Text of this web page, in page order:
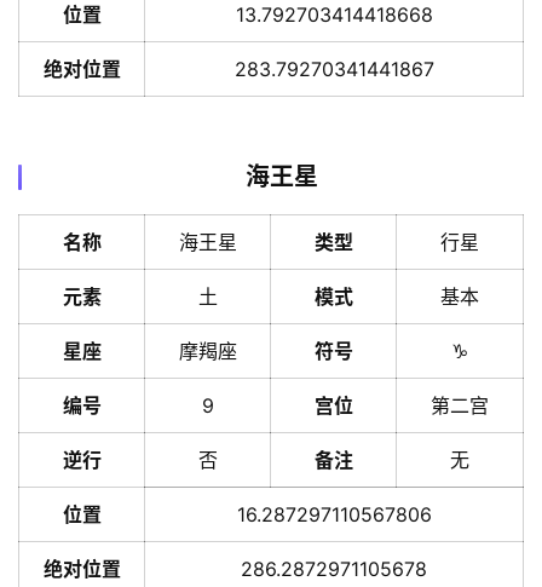
页
占
位置 13.792703414418668
绝对位置 283.79270341441867
海王星
名称 海王星 类型 行星
元素 土 模式 基本
星座 摩羯座 符号 ♑️
编号 9 宫位 第二宫
逆行 否 备注 无
位置 16.287297110567806
绝对位置 286.2872971105678